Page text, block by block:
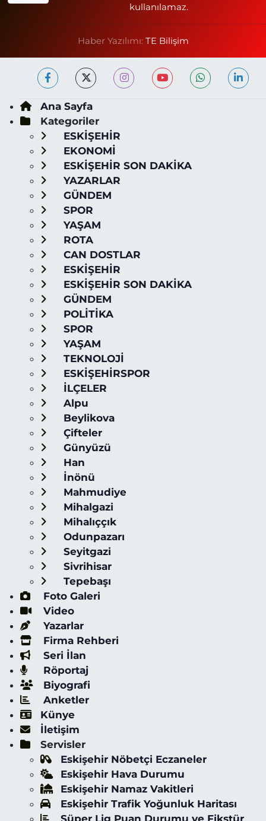
kullanılamaz.
Haber Yazılımı: TE Bilişim
Ana Sayfa
Kategoriler
ESKİŞEHİR
EKONOMİ
ESKİŞEHİR SON DAKİKA
YAZARLAR
GÜNDEM
SPOR
YAŞAM
ROTA
CAN DOSTLAR
ESKİŞEHİR
ESKİŞEHİR SON DAKİKA
GÜNDEM
POLİTİKA
SPOR
YAŞAM
TEKNOLOJİ
ESKİŞEHİRSPOR
İLÇELER
Alpu
Beylikova
Çifteler
Günyüzü
Han
İnönü
Mahmudiye
Mihalgazi
Mihalıççık
Odunpazarı
Seyitgazi
Sivrihisar
Tepebaşı
Foto Galeri
Video
Yazarlar
Firma Rehberi
Seri İlan
Röportaj
Biyografi
Anketler
Künye
İletişim
Servisler
Eskişehir Nöbetçi Eczaneler
Eskişehir Hava Durumu
Eskişehir Namaz Vakitleri
Eskişehir Trafik Yoğunluk Haritası
Süper Lig Puan Durumu ve Fikstür